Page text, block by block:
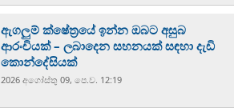
ඇගලුම් ක්ෂේත්‍රයේ ඉන්න ඔබට අසුබ
ආරංචියක් – ලබාදෙන සහනයක් සඳහා දැඩි
කොන්දේසියක්
2026 අගෝස්‍තු 09, පෙ.ව. 12:19